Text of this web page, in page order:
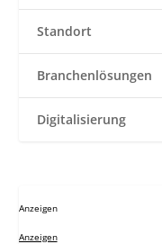
Standort
Branchenlösungen
Digitalisierung
Anzeigen
Anzeigen